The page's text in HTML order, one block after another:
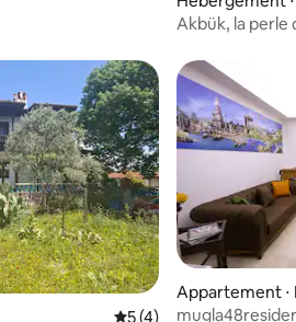
Akbük, la perle
25 commentaires : 4,72 sur 5
Évaluation moyenne sur
5 (4)
Appartement ⋅